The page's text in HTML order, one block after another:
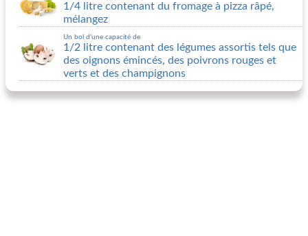
1/4 litre contenant du fromage à pizza râpé,
mélangez
Un bol d'une capacité de
1/2 litre contenant des légumes assortis tels que
des oignons émincés, des poivrons rouges et
verts et des champignons